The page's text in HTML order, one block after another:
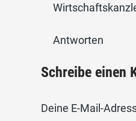
Antworten
Schreibe einen
Deine E-Mail-